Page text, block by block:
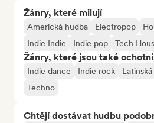
Žánry, které milují
Americká hudba Electropop
Indie Indie
Indie pop Tech
Žánry, které jsou také
Indie dance Indie rock
Techno
Chtějí dostávat hudbu